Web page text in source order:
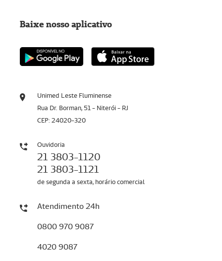
Unimed Leste Fluminense
Rua Dr. Borman, 51 - Niterói - RJ
CEP: 24020-320
Ouvidoria
21 3803-1120
21 3803-1121
de segunda a sexta, horário comercial
Atendimento 24h
0800 970 9087
4020 9087
Baixe nosso aplicativo